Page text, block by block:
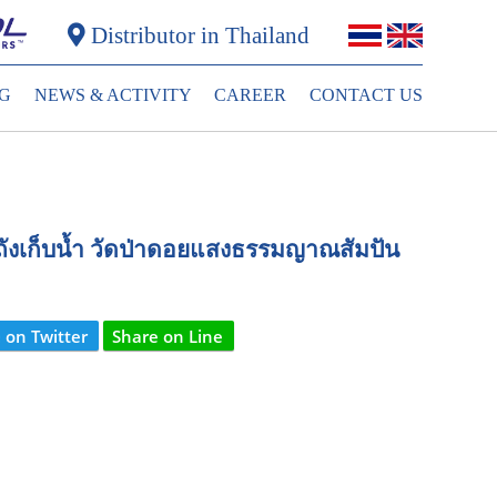
Distributor in Thailand
NEWS & ACTIVITY CAREER CONTACT US
เก็บน้ำ วัดป่าดอยแสงธรรมญาณสัมปัน
on Twitter Share on Line